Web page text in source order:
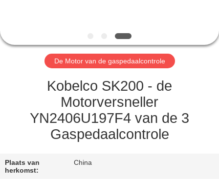
KWALITEITSCONTROLE
CONTACTEER
VERZOEK
OM EEN
CITAAT
De Motor van de gaspedaalcontrole
Kobelco SK200 - de
Motorversneller
YN2406U197F4 van de 3
Gaspedaalcontrole
Plaats van
herkomst:
China